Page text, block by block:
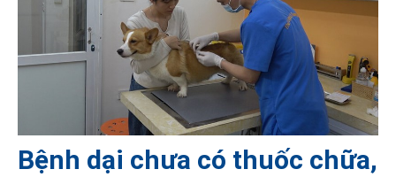
Bệnh dại chưa có thuốc chữa,